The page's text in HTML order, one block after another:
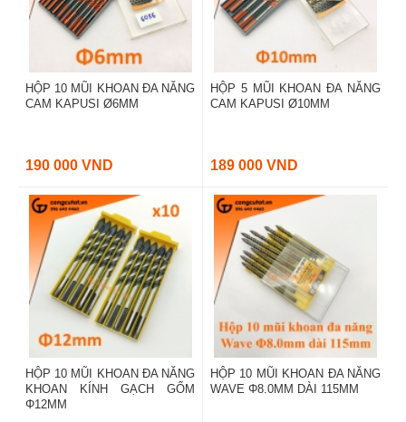
HỘP 10 MŨI KHOAN ĐA NĂNG
CAM KAPUSI Ø6MM
190 000 VND
HỘP 5 MŨI KHOAN ĐA NĂNG
CAM KAPUSI Ø10MM
189 000 VND
HỘP 10 MŨI KHOAN ĐA NĂNG
KHOAN KÍNH GẠCH GỐM
Φ12MM
HỘP 10 MŨI KHOAN ĐA NĂNG
WAVE Φ8.0MM DÀI 115MM